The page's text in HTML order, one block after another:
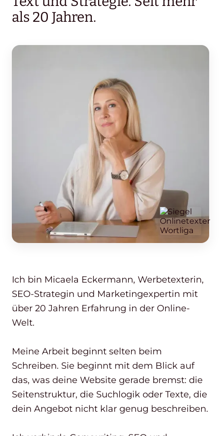
als 20 Jahren.
Ich bin Micaela Eckermann, Werbetexterin,
SEO-Strategin und Marketingexpertin mit
über 20 Jahren Erfahrung in der Online-
Welt.
Meine Arbeit beginnt selten beim
Schreiben. Sie beginnt mit dem Blick auf
das, was deine Website gerade bremst: die
Seitenstruktur, die Suchlogik oder Texte, die
dein Angebot nicht klar genug beschreiben.